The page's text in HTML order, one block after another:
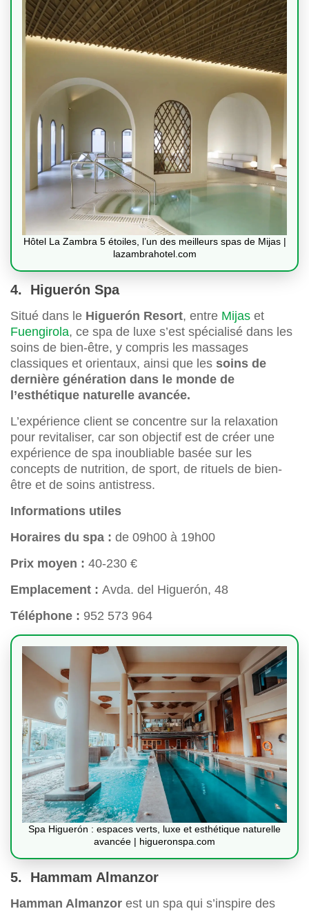
Hôtel La Zambra 5 étoiles, l’un des meilleurs spas de Mijas |
lazambrahotel.com
4. Higuerón Spa
Situé dans le Higuerón Resort, entre Mijas et
Fuengirola, ce spa de luxe s’est spécialisé dans les
soins de bien-être, y compris les massages
classiques et orientaux, ainsi que les soins de
dernière génération dans le monde de
l’esthétique naturelle avancée.
L’expérience client se concentre sur la relaxation
pour revitaliser, car son objectif est de créer une
expérience de spa inoubliable basée sur les
concepts de nutrition, de sport, de rituels de bien-
être et de soins antistress.
Informations utiles
Horaires du spa : de 09h00 à 19h00
Prix moyen : 40-230 €
Emplacement : Avda. del Higuerón, 48
Téléphone : 952 573 964
Spa Higuerón : espaces verts, luxe et esthétique naturelle
avancée | higueronspa.com
5. Hammam Almanzor
Hamman Almanzor est un spa qui s’inspire des